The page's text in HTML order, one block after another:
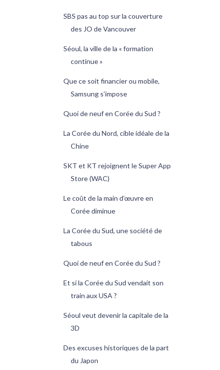
SBS pas au top sur la couverture
des JO de Vancouver
Séoul, la ville de la « formation
continue »
Que ce soit financier ou mobile,
Samsung s’impose
Quoi de neuf en Corée du Sud ?
La Corée du Nord, cible idéale de la
Chine
SKT et KT rejoignent le Super App
Store (WAC)
Le coût de la main d’œuvre en
Corée diminue
La Corée du Sud, une société de
tabous
Quoi de neuf en Corée du Sud ?
Et si la Corée du Sud vendait son
train aux USA ?
Séoul veut devenir la capitale de la
3D
Des excuses historiques de la part
du Japon